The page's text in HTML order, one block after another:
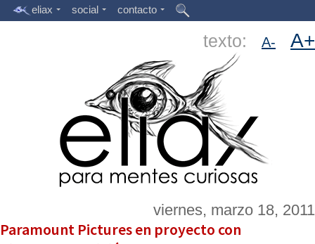
eliax social contacto
texto: A- A+
viernes, marzo 18, 2011
Paramount Pictures en proyecto con